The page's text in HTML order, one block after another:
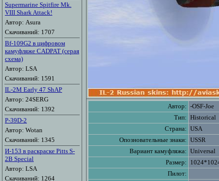
Supermarine Spitfire Mk.
VIII Shark Attack!
Автор: Asura
Скачиваний: 1707
Bf-109G2 в цифровом
камуфляже CADPAT (серая
схема)
Автор: LSA
Скачиваний: 1591
IL-2M Early 47 ShAP
Автор: 24SERG
Скачиваний: 1392
P-39D-2
Автор: Wotan
Скачиваний: 1345
И-153 в раскраске Pitts S-
2B Special
Автор: LSA
Скачиваний: 1264
Автор: -OSF-Joe
Тип: Historical
Страна: USA
Опозновательные знаки: USSR
Вариант камуфляжа: Universal
Размер:
Пилот: